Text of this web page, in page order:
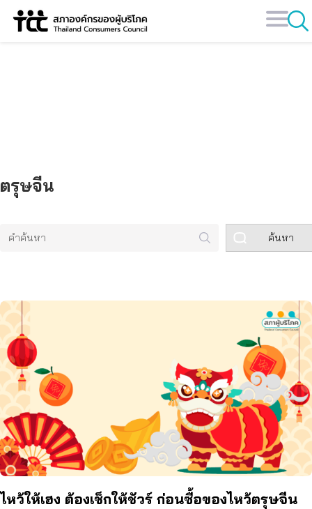
Skip
ตรุษจีน
ค้นหา
ไหว้ให้เฮง ต้องเช็กให้ชัวร์ ก่อนซื้อของไหว้ตรุษจีน